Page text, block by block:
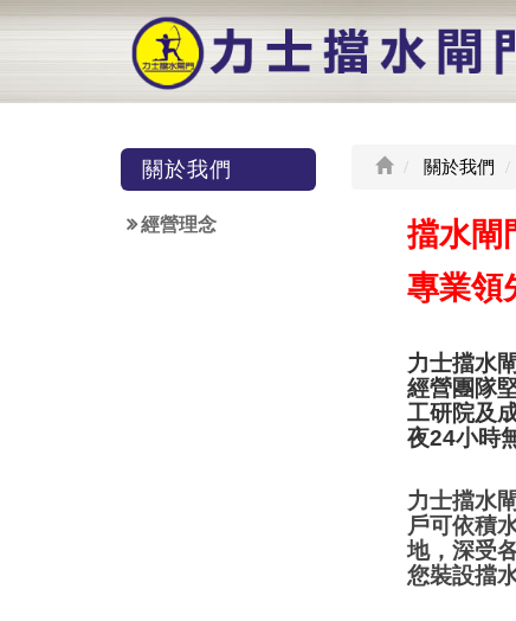
關於我們
經營理念
關於我們
擋水閘
專業領
力士擋水
經營團隊
工研院及
夜24小時
力士擋水
戶可依積
地，深受
您裝設擋